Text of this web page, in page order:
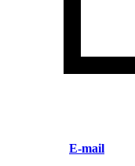
E-mail